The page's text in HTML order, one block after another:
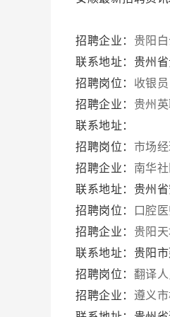
招聘企业： 贵阳
联系地址：贵州
招聘岗位： 收银员
招聘企业： 贵州
联系地址：
招聘岗位： 市场经
招聘企业： 南华
联系地址：贵州
招聘岗位：
口腔
招聘企业： 贵阳
联系地址：贵阳
招聘岗位： 翻译人
招聘企业： 遵义